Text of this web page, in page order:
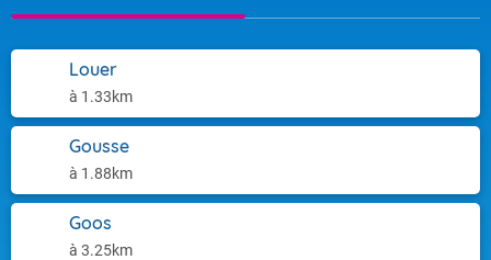
Louer
à 1.33km
Gousse
à 1.88km
Goos
à 3.25km